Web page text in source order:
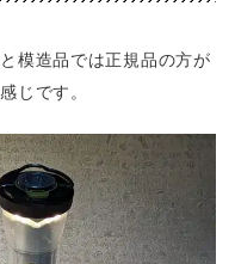
模造品では正規品の方が
じです。